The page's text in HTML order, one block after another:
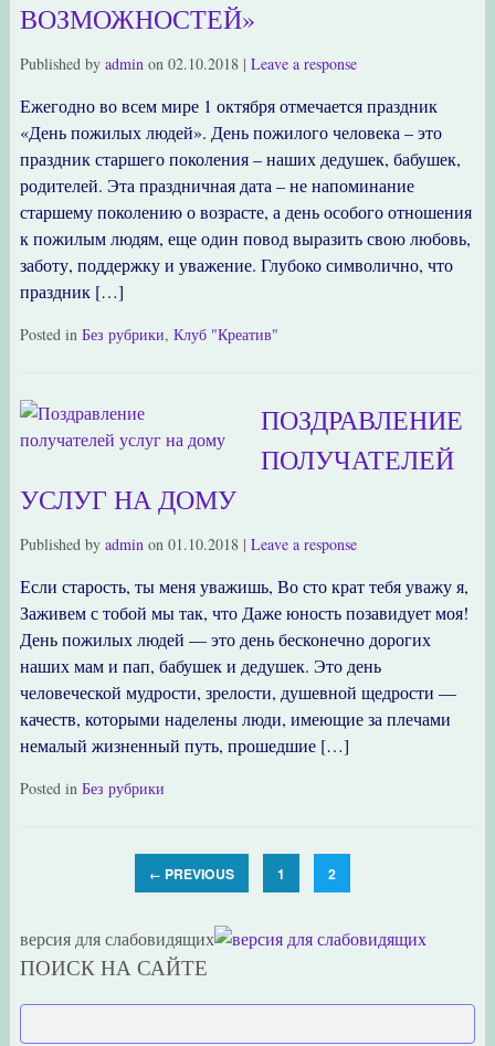
ВОЗМОЖНОСТЕЙ»
Published by adminon 02.10.2018| Leave a response
Ежегодно во всем мире 1 октября отмечается праздник
«День пожилых людей». День пожилого человека – это
праздник старшего поколения – наших дедушек, бабушек,
родителей. Эта праздничная дата – не напоминание
старшему поколению о возрасте, а день особого отношения
к пожилым людям, еще один повод выразить свою любовь,
заботу, поддержку и уважение. Глубоко символично, что
праздник […]
Posted in Без рубрики, Клуб "Креатив"
ПОЗДРАВЛЕНИЕ
ПОЛУЧАТЕЛЕЙ
УСЛУГ НА ДОМУ
Published by adminon 01.10.2018| Leave a response
Если старость, ты меня уважишь, Во сто крат тебя уважу я,
Заживем с тобой мы так, что Даже юность позавидует моя!
День пожилых людей — это день бесконечно дорогих
наших мам и пап, бабушек и дедушек. Это день
человеческой мудрости, зрелости, душевной щедрости —
качеств, которыми наделены люди, имеющие за плечами
немалый жизненный путь, прошедшие […]
Posted in Без рубрики
← PREVIOUS 1 2
версия для слабовидящих
ПОИСК НА САЙТЕ